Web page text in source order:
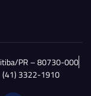
PR – 80730-000
(41) 3322-1910